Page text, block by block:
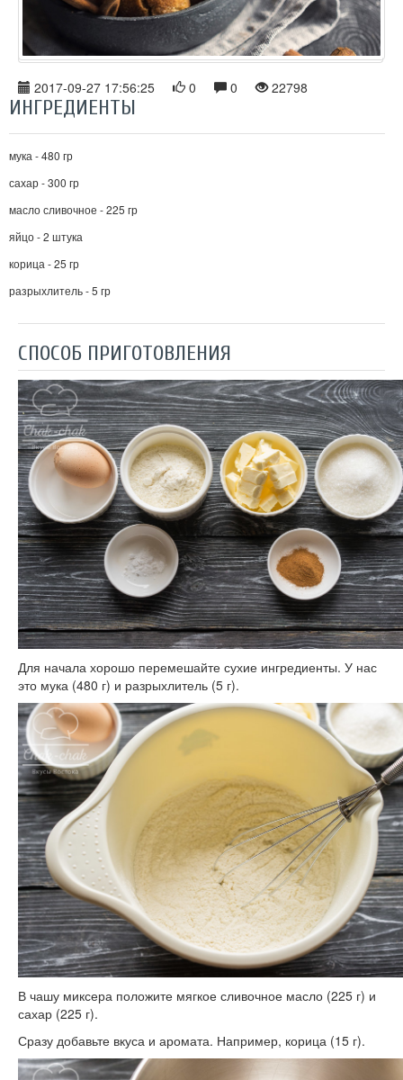
2017-09-27 17:56:25 0 0 22798
ИНГРЕДИЕНТЫ
мука - 480 гр
сахар - 300 гр
масло сливочное - 225 гр
яйцо - 2 штука
корица - 25 гр
разрыхлитель - 5 гр
СПОСОБ ПРИГОТОВЛЕНИЯ
Для начала хорошо перемешайте сухие ингредиенты. У нас
это мука (480 г) и разрыхлитель (5 г).
В чашу миксера положите мягкое сливочное масло (225 г) и
сахар (225 г).
Сразу добавьте вкуса и аромата. Например, корица (15 г).